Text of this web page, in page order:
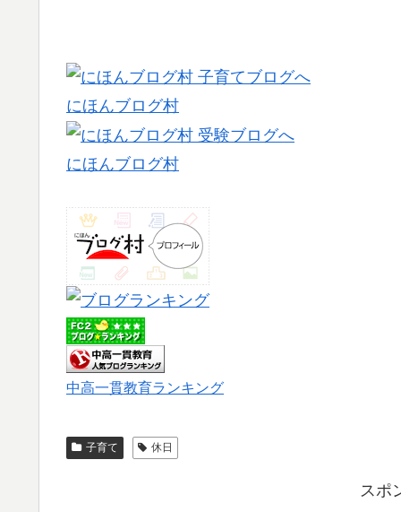
にほんブログ村
にほんブログ村
中高一貫教育ランキング
子育て 休日
スポ